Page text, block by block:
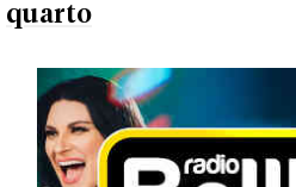
quarto